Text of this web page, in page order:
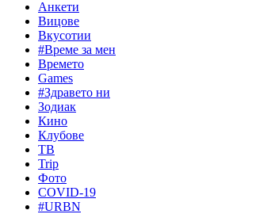
Анкети
Вицове
Вкусотии
#Време за мен
Времето
Games
#Здравето ни
Зодиак
Кино
Клубове
ТВ
Trip
Фото
COVID-19
#URBN